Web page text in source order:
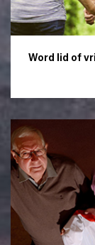
Word lid of